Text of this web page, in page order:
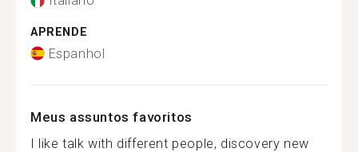
APRENDE
Espanhol
Meus assuntos favoritos
I like talk with different people, discovery new